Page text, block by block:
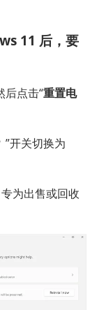
11 后，要
后点击“重置电
”开关切换为
为出售或回收